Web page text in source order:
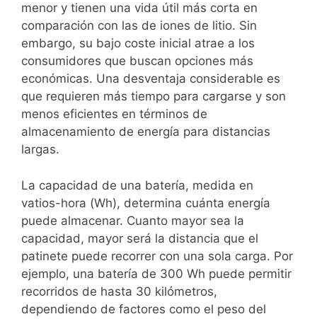
menor y tienen una vida útil más corta en
comparación con las de iones de litio. Sin
embargo, su bajo coste inicial atrae a los
consumidores que buscan opciones más
económicas. Una desventaja considerable es
que requieren más tiempo para cargarse y son
menos eficientes en términos de
almacenamiento de energía para distancias
largas.
La capacidad de una batería, medida en
vatios-hora (Wh), determina cuánta energía
puede almacenar. Cuanto mayor sea la
capacidad, mayor será la distancia que el
patinete puede recorrer con una sola carga. Por
ejemplo, una batería de 300 Wh puede permitir
recorridos de hasta 30 kilómetros,
dependiendo de factores como el peso del